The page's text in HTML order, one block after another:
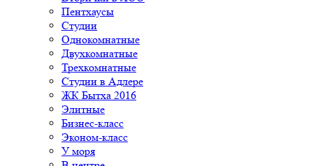
Пентхаусы
Студии
Однокомнатные
Двухкомнатные
Трехкомнатные
Студии в Адлере
ЖК Бытха 2016
Элитные
Бизнес-класс
Эконом-класс
У моря